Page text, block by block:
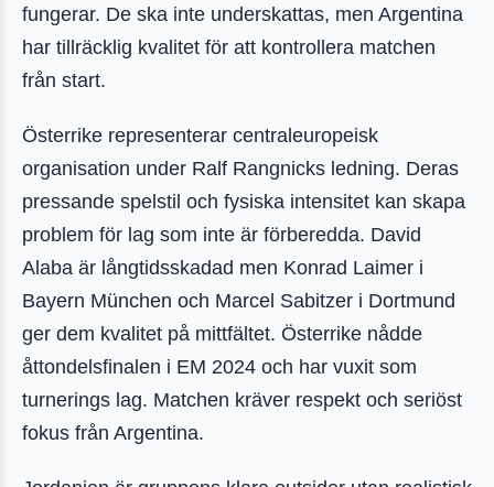
fungerar. De ska inte underskattas, men Argentina
har tillräcklig kvalitet för att kontrollera matchen
från start.
Österrike representerar centraleuropeisk
organisation under Ralf Rangnicks ledning. Deras
pressande spelstil och fysiska intensitet kan skapa
problem för lag som inte är förberedda. David
Alaba är långtidsskadad men Konrad Laimer i
Bayern München och Marcel Sabitzer i Dortmund
ger dem kvalitet på mittfältet. Österrike nådde
åttondelsfinalen i EM 2024 och har vuxit som
turnerings lag. Matchen kräver respekt och seriöst
fokus från Argentina.